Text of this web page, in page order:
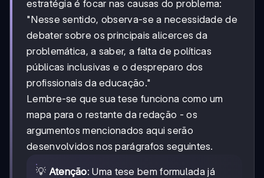
estratégia é focar nas causas do problema:
"Nesse sentido, observa-se a necessidade de
debater sobre os principais alicerces da
problemática, a saber, a falta de políticas
públicas inclusivas e o despreparo dos
profissionais da educação."
Lembre-se que sua tese funciona como um
mapa para o restante da redação - os
argumentos mencionados aqui serão
desenvolvidos nos parágrafos seguintes.
💡 Atenção: Uma tese bem formulada já